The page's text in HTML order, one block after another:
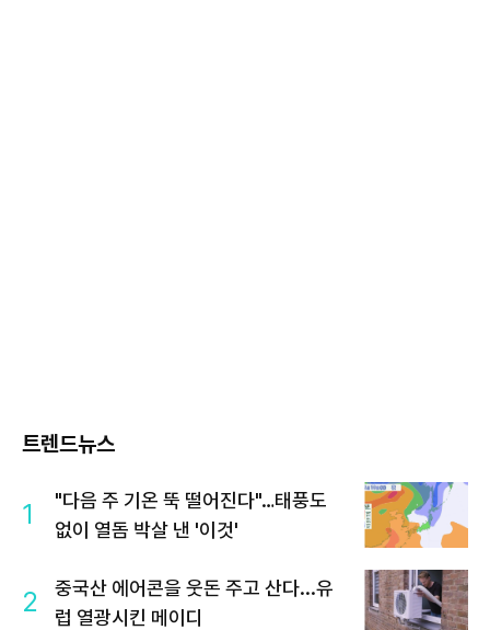
트렌드뉴스
1
"다음 주 기온 뚝 떨어진다"…태풍도
없이 열돔 박살 낸 '이것'
2
중국산 에어콘을 웃돈 주고 산다...유
럽 열광시킨 메이디